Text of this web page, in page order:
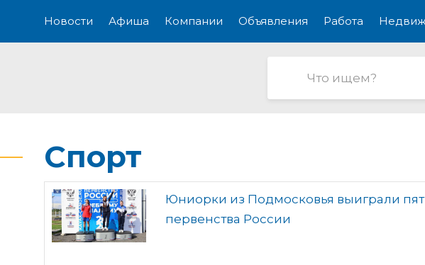
Новости Афиша Компании Объявления Работа
Спорт
Юниорки из Подмосковья выиграли
первенства России